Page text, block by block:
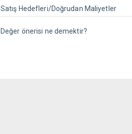
Satış Hedefleri/Doğrudan Maliyetler
Değer önerisi ne demektir?